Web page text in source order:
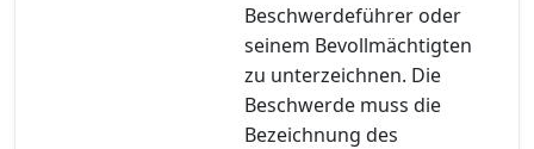
Beschwerdeführer oder
seinem Bevollmächtigten
zu unterzeichnen. Die
Beschwerde muss die
Bezeichnung des